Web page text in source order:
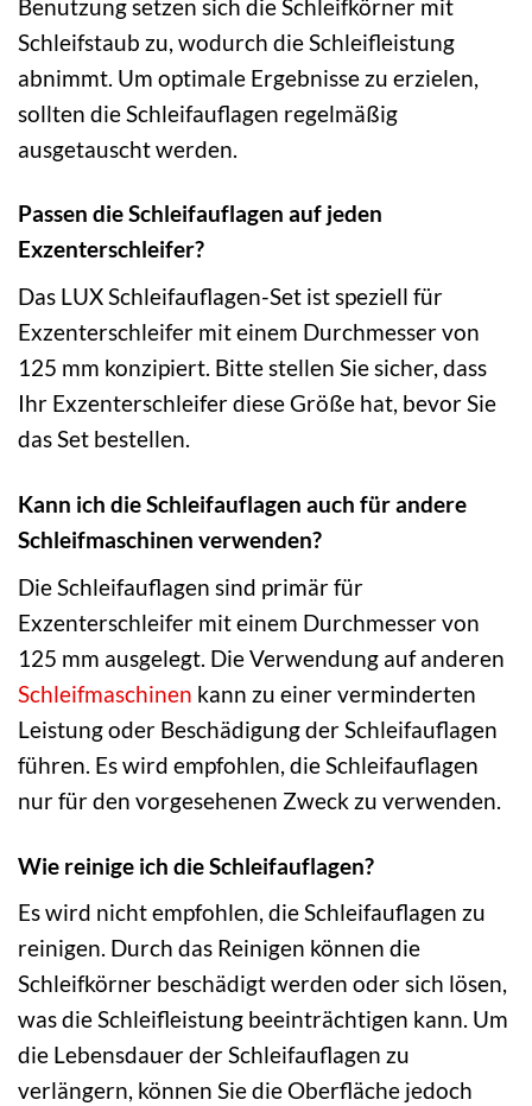
Benutzung setzen sich die Schleifkörner mit
Schleifstaub zu, wodurch die Schleifleistung
abnimmt. Um optimale Ergebnisse zu erzielen,
sollten die Schleifauflagen regelmäßig
ausgetauscht werden.
Passen die Schleifauflagen auf jeden
Exzenterschleifer?
Das LUX Schleifauflagen-Set ist speziell für
Exzenterschleifer mit einem Durchmesser von
125 mm konzipiert. Bitte stellen Sie sicher, dass
Ihr Exzenterschleifer diese Größe hat, bevor Sie
das Set bestellen.
Kann ich die Schleifauflagen auch für andere
Schleifmaschinen verwenden?
Die Schleifauflagen sind primär für
Exzenterschleifer mit einem Durchmesser von
125 mm ausgelegt. Die Verwendung auf anderen
Schleifmaschinen kann zu einer verminderten
Leistung oder Beschädigung der Schleifauflagen
führen. Es wird empfohlen, die Schleifauflagen
nur für den vorgesehenen Zweck zu verwenden.
Wie reinige ich die Schleifauflagen?
Es wird nicht empfohlen, die Schleifauflagen zu
reinigen. Durch das Reinigen können die
Schleifkörner beschädigt werden oder sich lösen,
was die Schleifleistung beeinträchtigen kann. Um
die Lebensdauer der Schleifauflagen zu
verlängern, können Sie die Oberfläche jedoch